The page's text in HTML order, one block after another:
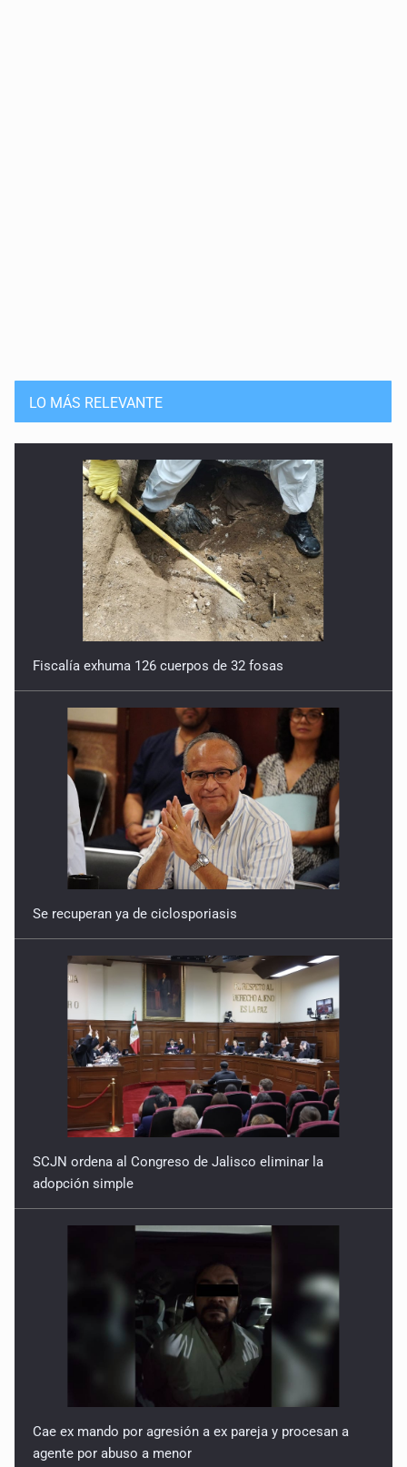
LO MÁS RELEVANTE
Fiscalía exhuma 126 cuerpos de 32 fosas
Se recuperan ya de ciclosporiasis
SCJN ordena al Congreso de Jalisco eliminar la
adopción simple
Cae ex mando por agresión a ex pareja y procesan a
agente por abuso a menor